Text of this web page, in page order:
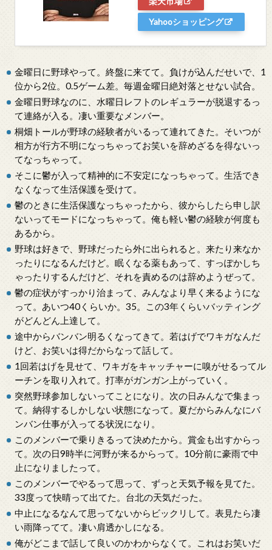
Yahooショッピング
金曜日に野球やって。終盤に来てて。負けが込んだせいで、1
位から2位。0.5ゲーム差。毎週金曜日絶対落とせない試合。
金曜日野球なのに、水曜日レフトのレギュラーが脱退するっ
て連絡が入る。凄い重要なメンバー。
桐畑トールが野球の経験者がいるって連れてきた。そいつが
相方が行方不明になっちゃってお笑いを辞めざるを得ないっ
てなっちゃって。
そこに鬱が入って精神的に不安定になっちゃって。生活でき
なくなって生活保護を受けて。
鬱のときに生活保護なっちゃったから、彼からしたら申し訳
ないってモードになっちゃって。俺も軽い鬱の経験が何度も
あるから。
野球は好きで、野球だったら外に出られると。来たり来なか
ったりになるんだけど。眠くなる薬もあって、すっぽかしち
ゃったりするんだけど、それを責めるのは辞めようぜって。
鬱の症状がすっかり治まって、みんなより早く来るようにな
って。あいつ40くらいか。35。この3年くらいバッティング
がどんどん上達して。
途中からバンバン明るくなってきて。若はげでワキガなんだ
けど、お笑いは得だからなって話して。
1回若はげを見せて、ワキガをキャッチャーに嗅がせるってル
ーチンを取り入れて。打率がガンガン上がっていく。
突然野球参加しないってことになり。次の日みんなで集まっ
て。納得するしかしない状態になって。夏だからみんなにバ
ンバン仕事が入ってる状況になり。
このメンバーで乗りきるって決めたから。賞金も出すからっ
て。次の日9時半に河野が来るからって。10分前に豪雨で中
止になりましたって。
このメンバーでやるって思って、ずっと天気予報を見てた。
33度って快晴って出てた。台北の天気だった。
中止になるなんて思ってないからビックリして。表見たら凄
い雨降ってて。凄い肩透かしになる。
俺がどこまで話して良いのかわからなくて。これはお笑いだ